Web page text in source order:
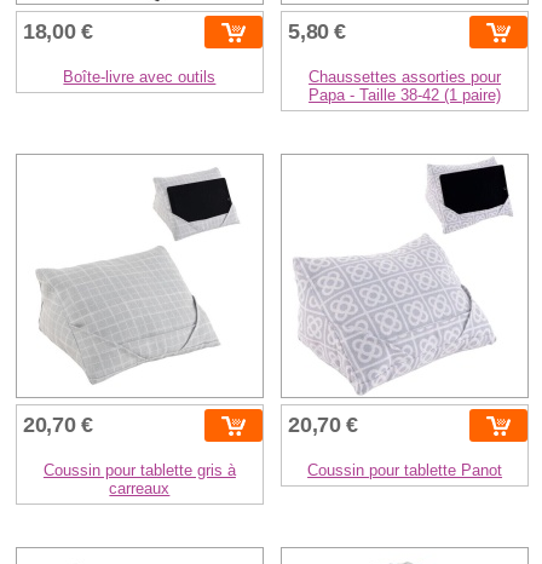
18,00 €
Boîte-livre avec outils
5,80 €
Chaussettes assorties pour
Papa - Taille 38-42 (1 paire)
20,70 €
Coussin pour tablette gris à
carreaux
20,70 €
Coussin pour tablette Panot